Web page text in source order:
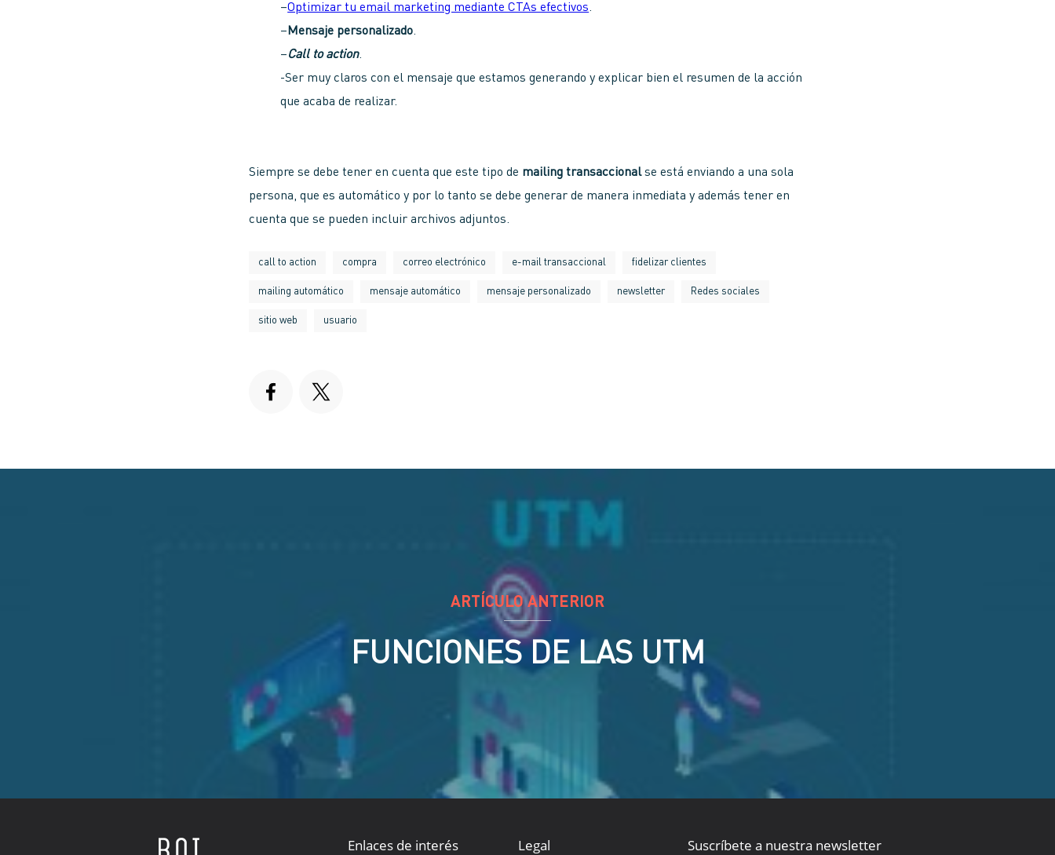
–Optimizar tu email marketing mediante CTAs efectivos.
– Mensaje personalizado.
–Call to action.
-Ser muy claros con el mensaje que estamos generando y explicar bien el resumen de la acción
que acaba de realizar.
Siempre se debe tener en cuenta que este tipo de mailing transaccionalse está enviando a una sola
persona, que es automático y por lo tanto se debe generar de manera inmediata y además tener en
cuenta que se pueden incluir archivos adjuntos.
call to action compra correo electrónico e-mail transaccional fidelizar clientes
mailing automático mensaje automático mensaje personalizado newsletter Redes sociales
sitio web usuario
ARTÍCULO ANTERIOR
FUNCIONES DE LAS UTM
Enlaces de interés Legal Suscríbete a nuestra newsletter